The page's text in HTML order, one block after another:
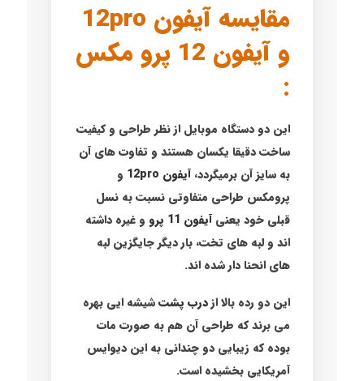
مقایسه آیفون 12pro
و آیفون 12 پرو مکس
:
این دو دستگاه موبایل از نظر طراحی و کیفیت
ساخت دقیقا یکسان هستند و تفاوت های آن
به سایز آن برمیگردد،آیفون 12pro
و
پرومکس طراحی متفاوتی نسبت به نسل
قبلی خود یعنیآیفون 11 پرو
و غیره داشته
اند و لبه های تخت، بار دیگر جایگزین لبه
های انحنا دار شده اند.
این دو رده بالا ازدرب پشتشیشه ایی بهره
می برند که طراحی آن هم به صورت مات
بوده که زیبایی دو چندانی به این دیوایس
آمریکایی بخشیده است.